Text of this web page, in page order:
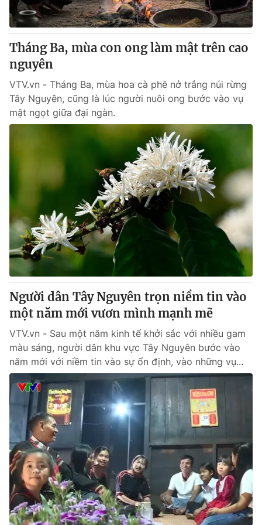
Sản phẩm
Thị trường
Tư vấn
Lịch phát sóng
Emagazine Podcast
Infographic
Shorts video
VTV Money VTV Thể thao
VTV Sức khoẻ Bất động sản
Thị trường 24h Tấm lòng Việt
VTV4 Vươn mình bằng AI
VTV9 VTV8
Liên hệ tòa soạn English
THỜI BÁO VTV
Theo dõi báo trên
Cơ quan chủ quản:Đài Truyền hình Việt Nam
Cơ quan báo chí:Thời báo VTV
Tháng Ba, mùa con ong làm mật trên cao
nguyên
VTV.vn - Tháng Ba, mùa hoa cà phê nở trắng núi rừng
Tây Nguyên, cũng là lúc người nuôi ong bước vào vụ
mật ngọt giữa đại ngàn.
Người dân Tây Nguyên trọn niềm tin vào
một năm mới vươn mình mạnh mẽ
VTV.vn - Sau một năm kinh tế khởi sắc với nhiều gam
màu sáng, người dân khu vực Tây Nguyên bước vào
năm mới với niềm tin vào sự ổn định, vào những vụ...